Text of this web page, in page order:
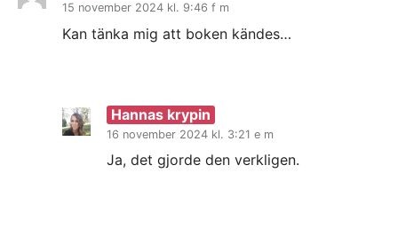
15 november 2024 kl. 9:46 f m
Kan tänka mig att boken kändes…
Hannas krypin
16 november 2024 kl. 3:21 e m
Ja, det gjorde den verkligen.